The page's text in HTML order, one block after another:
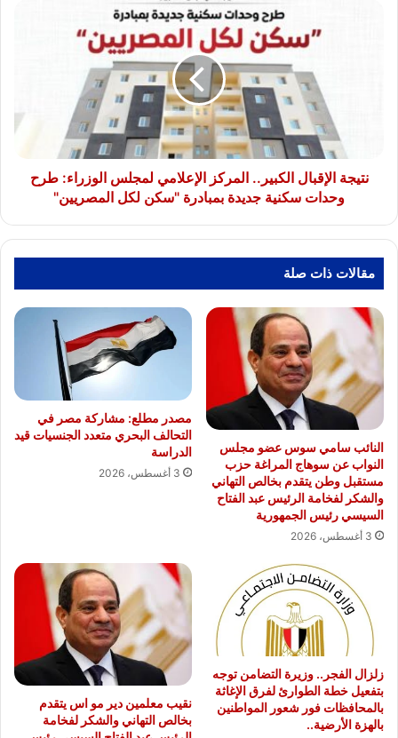
سكنية
المصريين"
نتيجة الإقبال الكبير.. المركز الإعلامي لمجلس الوزراء: طرح
وحدات سكنية جديدة بمبادرة "سكن لكل المصريين"
مقالات ذات صلة
النائب سامي سوس عضو مجلس
النواب عن سوهاج المراغة حزب
مستقبل وطن يتقدم بخالص التهاني
والشكر لفخامة الرئيس عبد الفتاح
السيسي رئيس الجمهورية
3 أغسطس، 2026
مصدر مطلع: مشاركة مصر في
التحالف البحري متعدد الجنسيات قيد
الدراسة
3 أغسطس، 2026
زلزال الفجر.. وزيرة التضامن توجه
بتفعيل خطة الطوارئ لفرق الإغاثة
بالمحافظات فور شعور المواطنين
بالهزة الأرضية..
نقيب معلمين دير مو اس يتقدم
بخالص التهاني والشكر لفخامة